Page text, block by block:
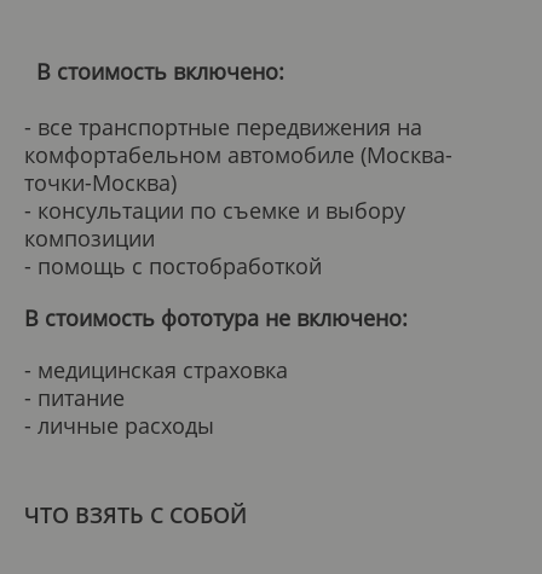
В стоимость включено:
- все транспортные передвижения на
комфортабельном автомобиле (Москва-
точки-Москва)
- консультации по съемке и выбору
композиции
- помощь с постобработкой
В стоимость фототура не включено:
- медицинская страховка
- питание
- личные расходы
ЧТО ВЗЯТЬ С СОБОЙ